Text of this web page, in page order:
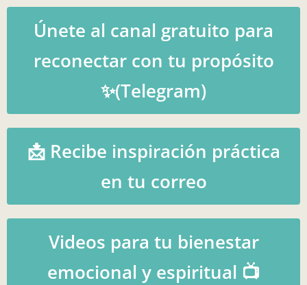
Únete al canal gratuito para
reconectar con tu propósito
✨(Telegram)
📩 Recibe inspiración práctica
en tu correo
Videos para tu bienestar
emocional y espiritual 📺